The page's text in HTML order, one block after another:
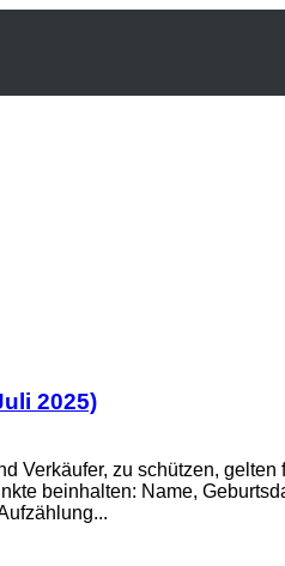
2025)
Verkäufer, zu schützen,
beinhalten: Name,